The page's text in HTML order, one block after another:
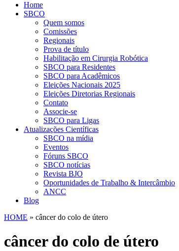
Home
SBCO
Quem somos
Comissões
Regionais
Prova de título
Habilitação em Cirurgia Robótica
SBCO para Residentes
SBCO para Acadêmicos
Eleições Nacionais 2025
Eleições Diretorias Regionais
Contato
Associe-se
SBCO para Ligas
Atualizações Científicas
SBCO na mídia
Eventos
Fóruns SBCO
SBCO notícias
Revista BJO
Oportunidades de Trabalho & Intercâmbio
ANCC
Blog
HOME » câncer do colo de útero
câncer do colo de útero